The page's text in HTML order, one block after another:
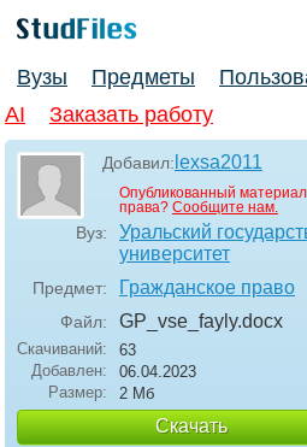
Вузы Предметы
AI
Заказать работу
Добавил: lexsa2011
Опубликованный
права? Сообщите нам.
Вуз:
Уральский
университет
Предмет: Гражданское право
Файл: GP_vse_fayly.docx
Скачиваний:
63
Добавлен:
06.04.2023
Размер:
2 Мб
Скачать